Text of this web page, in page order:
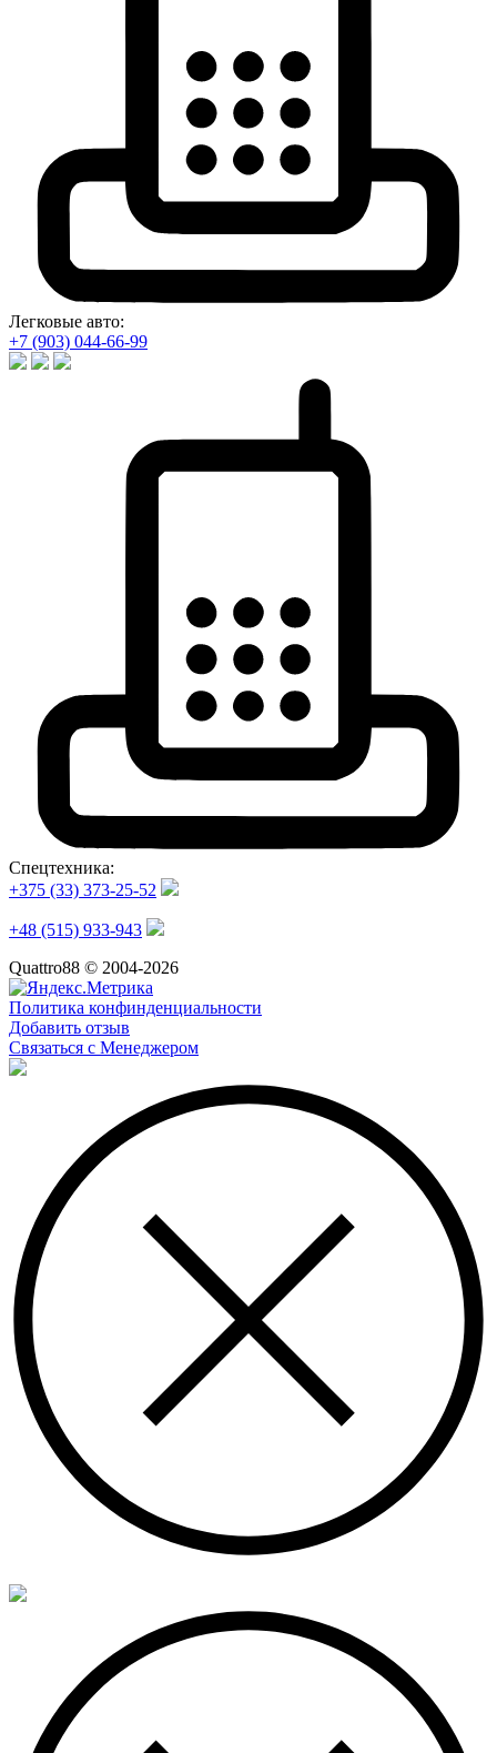
Легковые авто:
+7 (903) 044-66-99
Спецтехника:
+375 (33) 373-25-52
+48 (515) 933-943
Quattro88 © 2004-2026
Политика конфинденциальности
Добавить отзыв
Связаться с Менеджером